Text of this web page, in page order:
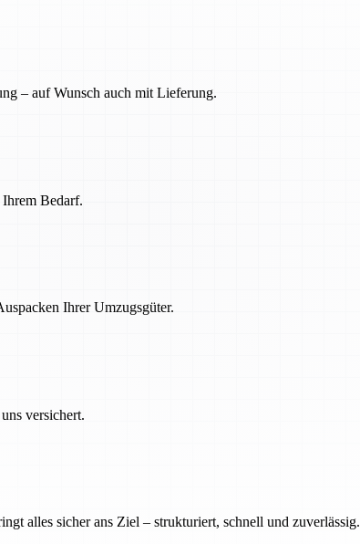
– auf Wunsch auch mit Lieferung.
Bedarf.
Ihrer Umzugsgüter.
versichert.
alles sicher ans Ziel – strukturiert, schnell und zuverlässig.